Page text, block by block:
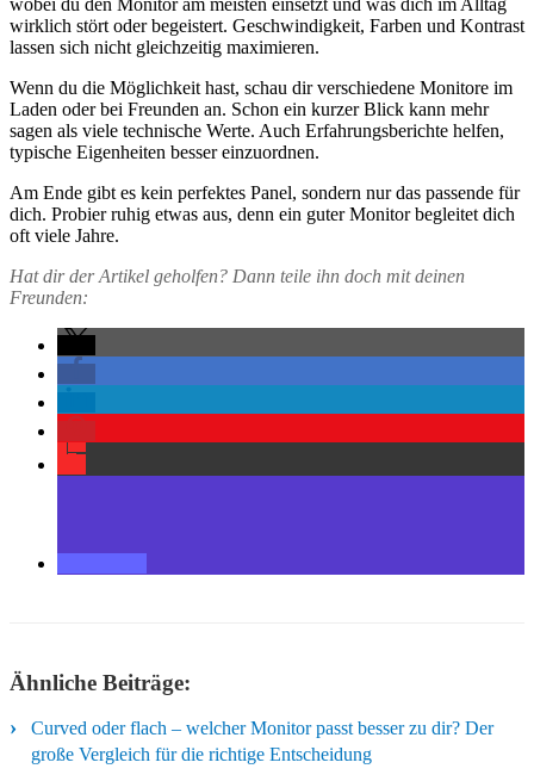
wobei du den Monitor am meisten einsetzt und was dich im Alltag
wirklich stört oder begeistert. Geschwindigkeit, Farben und Kontrast
lassen sich nicht gleichzeitig maximieren.
Wenn du die Möglichkeit hast, schau dir verschiedene Monitore im
Laden oder bei Freunden an. Schon ein kurzer Blick kann mehr
sagen als viele technische Werte. Auch Erfahrungsberichte helfen,
typische Eigenheiten besser einzuordnen.
Am Ende gibt es kein perfektes Panel, sondern nur das passende für
dich. Probier ruhig etwas aus, denn ein guter Monitor begleitet dich
oft viele Jahre.
Ähnliche Beiträge:
Curved oder flach – welcher Monitor passt besser zu dir? Der
große Vergleich für die richtige Entscheidung